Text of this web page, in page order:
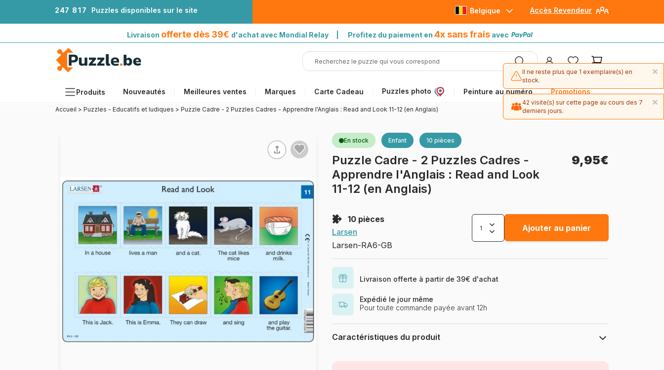
247 81 7 Puzzles disponibles sur le site Accès Revendeur
Belgique
Livraison offerte dès 39€ d'achat avec Mondial Relay | Profitez du paiement en 4x sans frais avec
Produits Nouveautés Meilleures ventes Marques Carte Cadeau Puzzles photo Peinture au numéro Promotions
Artistes
Accessoires
Puzzles en bois
Peinture au numéro
Accueil > Puzzles - Educatifs et ludiques > Puzzle Cadre - 2 Puzzles Cadres - Apprendre l'Anglais : Read and Look 11-12 (en Anglais)
En stock Enfant 10 pièces
Puzzle Cadre - 2 Puzzles Cadres -
Apprendre l'Anglais : Read and Look
11-12 (en Anglais)
9,95€
10 pièces
Larsen
Larsen-RA6-GB
Ajouter au panier
Livraison offerte à partir de 39€ d'achat
Expédié le jour même
Pour toute commande payée avant 12h
Caractéristiques du produit
×
Il ne reste plus que 1 exemplaire(s) en
stock.
×
42 visite(s) sur cette page au cours des 7
derniers jours.